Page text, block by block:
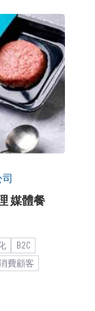
司
媒體餐
B2C
費顧客